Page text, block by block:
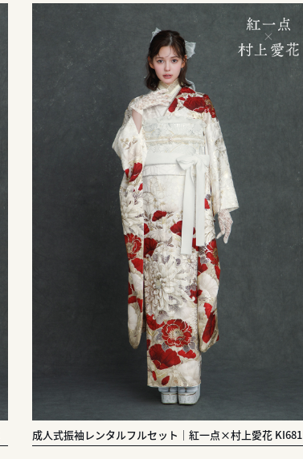
成人式振袖レンタルフルセット｜紅一点×村上愛花 KI681